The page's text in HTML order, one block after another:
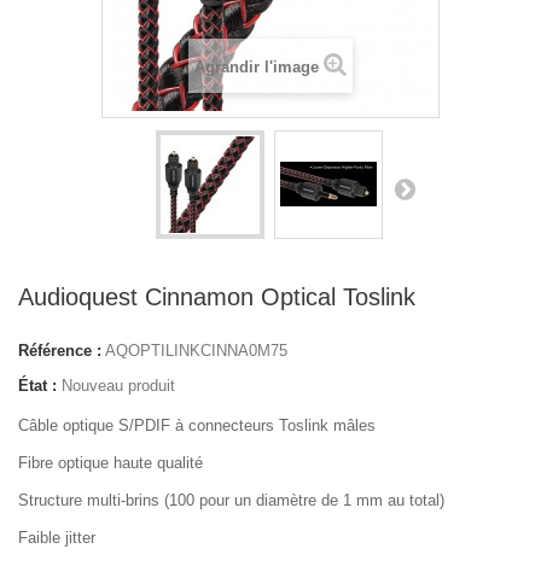
Agrandir l'image
Audioquest Cinnamon Optical Toslink
Référence : AQOPTILINKCINNA0M75
État : Nouveau produit
Câble optique S/PDIF à connecteurs Toslink mâles
Fibre optique haute qualité
Structure multi-brins (100 pour un diamètre de 1 mm au total)
Faible jitter